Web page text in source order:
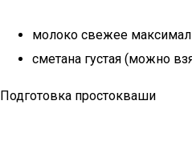
молоко свежее
сметана густая (можно
Подготовка простокваши